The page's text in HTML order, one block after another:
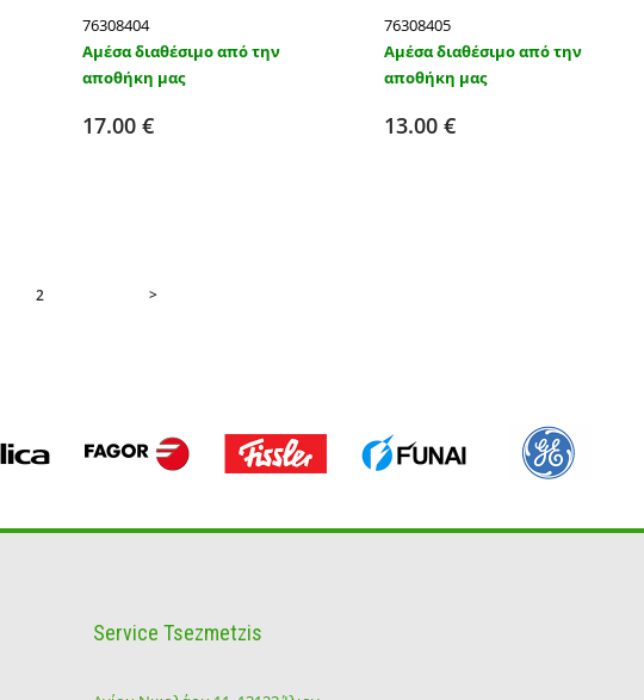
76308404
Αμέσα διαθέσιμο από την
αποθήκη μας
17.00 €
Προσθήκη στο καλάθι
76308405
Αμέσα διαθέσιμο από την
αποθήκη μας
13.00 €
Προσθήκη στο καλάθι
2 >
Service Tsezmetzis